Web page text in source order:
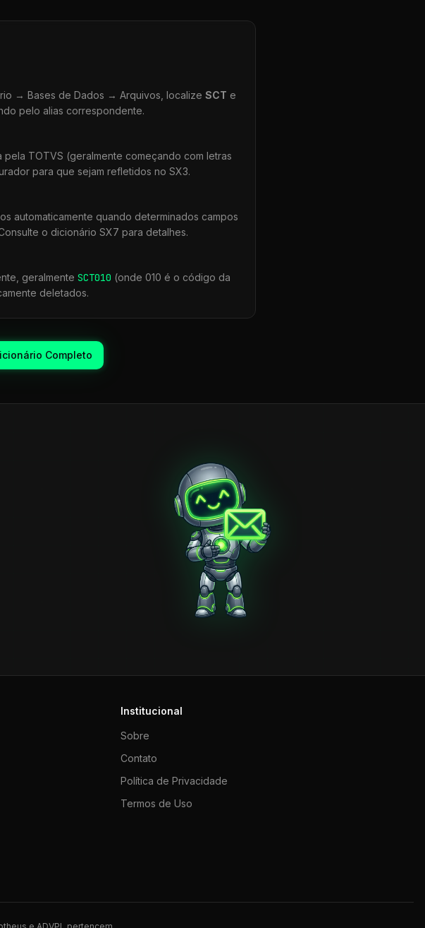
→ Bases de Dados → Arquivos, localize SCT e
pelo alias correspondente.
TOTVS (geralmente começando com letras
para que sejam refletidos no SX3.
automaticamente quando determinados campos
o dicionário SX7 para detalhes.
geralmente SCT010 (onde 010 é o código da
deletados.
Completo
Institucional
Sobre
Contato
Política de Privacidade
Termos de Uso